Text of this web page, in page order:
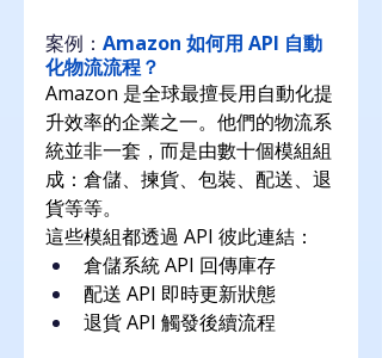
案例： Amazon 如何用 API 自動
化物流流程？
Amazon 是全球最擅長用自動化提
升效率的企業之一。他們的物流系
統並非一套，而是由數十個模組組
成：倉儲、揀貨、包裝、配送、退
貨等等。
這些模組都透過 API 彼此連結：
倉儲系統 API 回傳庫存
配送 API 即時更新狀態
退貨 API 觸發後續流程